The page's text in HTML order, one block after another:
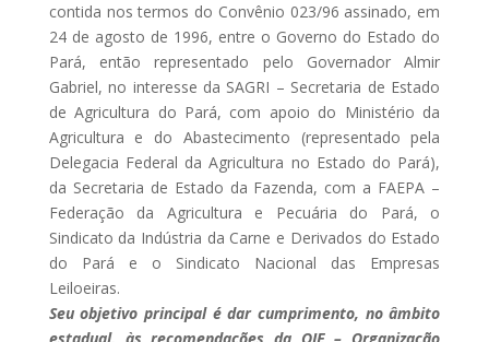
contida nos termos do Convênio 023/96 assinado, em
24 de agosto de 1996, entre o Governo do Estado do
Pará, então representado pelo Governador Almir
Gabriel, no interesse da SAGRI – Secretaria de Estado
de Agricultura do Pará, com apoio do Ministério da
Agricultura e do Abastecimento (representado pela
Delegacia Federal da Agricultura no Estado do Pará),
da Secretaria de Estado da Fazenda, com a FAEPA –
Federação da Agricultura e Pecuária do Pará, o
Sindicato da Indústria da Carne e Derivados do Estado
do Pará e o Sindicato Nacional das Empresas
Leiloeiras.
Seu objetivo principal é dar cumprimento, no âmbito